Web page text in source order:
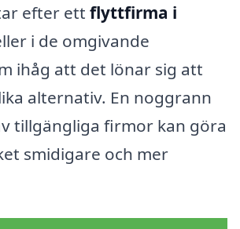
efter ett flyttfirma i
i de omgivande
ihåg att det lönar sig att
alternativ. En noggrann
tillgängliga firmor kan göra
smidigare och mer